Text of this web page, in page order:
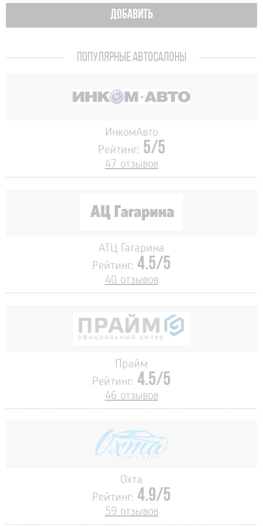
ДОБАВИТЬ
ПОПУЛЯРНЫЕ АВТОСАЛОНЫ
ИнкомАвто
Рейтинг: 5/5
47 отзывов
АТЦ Гагарина
Рейтинг: 4.5/5
40 отзывов
Прайм
Рейтинг: 4.5/5
46 отзывов
Охта
Рейтинг: 4.9/5
59 отзывов